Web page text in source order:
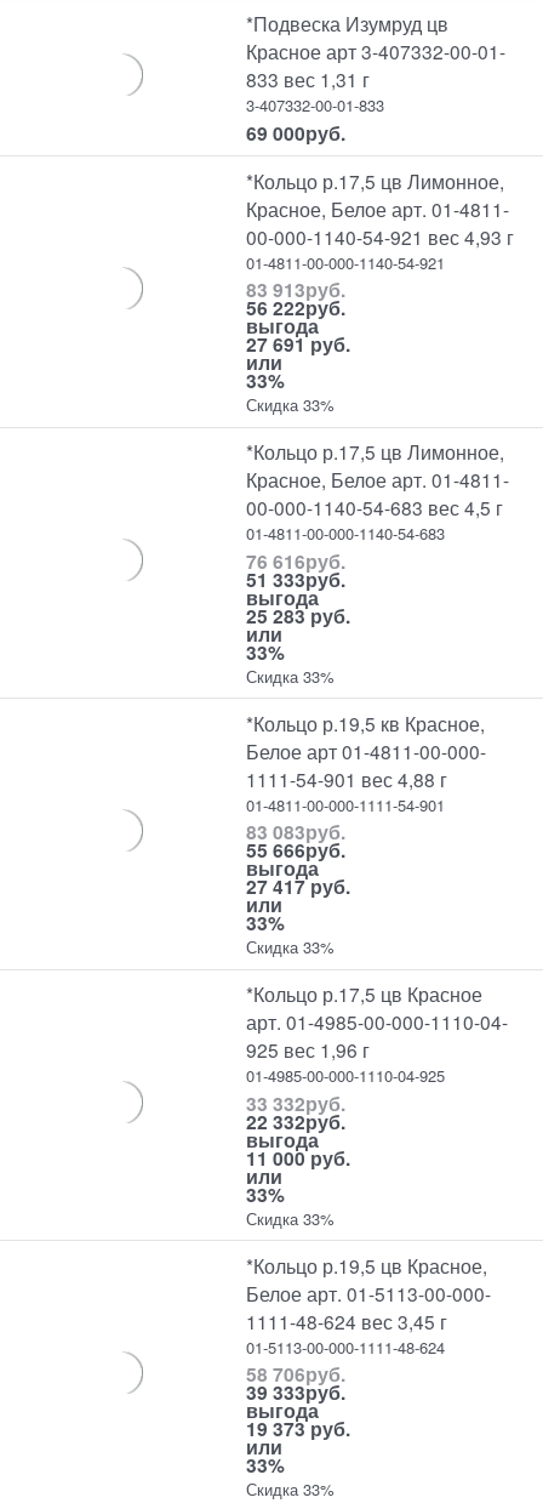
*Подвеска Изумруд цв
Красное арт 3-407332-00-01-
833 вес 1,31 г
3-407332-00-01-833
69 000руб.
*Кольцо р.17,5 цв Лимонное,
Красное, Белое арт. 01-4811-
00-000-1140-54-921 вес 4,93 г
01-4811-00-000-1140-54-921
83 913руб.
56 222руб.
выгода
27 691 руб.
или
33%
Скидка 33%
*Кольцо р.17,5 цв Лимонное,
Красное, Белое арт. 01-4811-
00-000-1140-54-683 вес 4,5 г
01-4811-00-000-1140-54-683
76 616руб.
51 333руб.
выгода
25 283 руб.
или
33%
Скидка 33%
*Кольцо р.19,5 кв Красное,
Белое арт 01-4811-00-000-
1111-54-901 вес 4,88 г
01-4811-00-000-1111-54-901
83 083руб.
55 666руб.
выгода
27 417 руб.
или
33%
Скидка 33%
*Кольцо р.17,5 цв Красное
арт. 01-4985-00-000-1110-04-
925 вес 1,96 г
01-4985-00-000-1110-04-925
33 332руб.
22 332руб.
выгода
11 000 руб.
или
33%
Скидка 33%
*Кольцо р.19,5 цв Красное,
Белое арт. 01-5113-00-000-
1111-48-624 вес 3,45 г
01-5113-00-000-1111-48-624
58 706руб.
39 333руб.
выгода
19 373 руб.
или
33%
Скидка 33%